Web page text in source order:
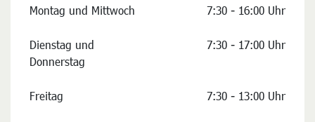
Montag und Mittwoch 7:30 - 16:00 Uhr
Dienstag und
Donnerstag
7:30 - 17:00 Uhr
Freitag 7:30 - 13:00 Uhr